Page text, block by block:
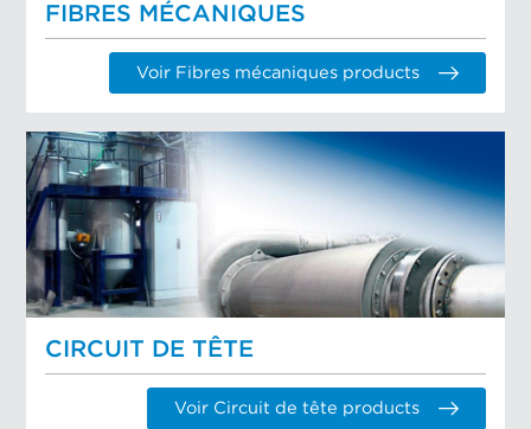
FIBRES MÉCANIQUES
Voir Fibres mécaniques products
CIRCUIT DE TÊTE
Voir Circuit de tête products